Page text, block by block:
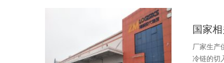
国家
厂家生产
冷链的切